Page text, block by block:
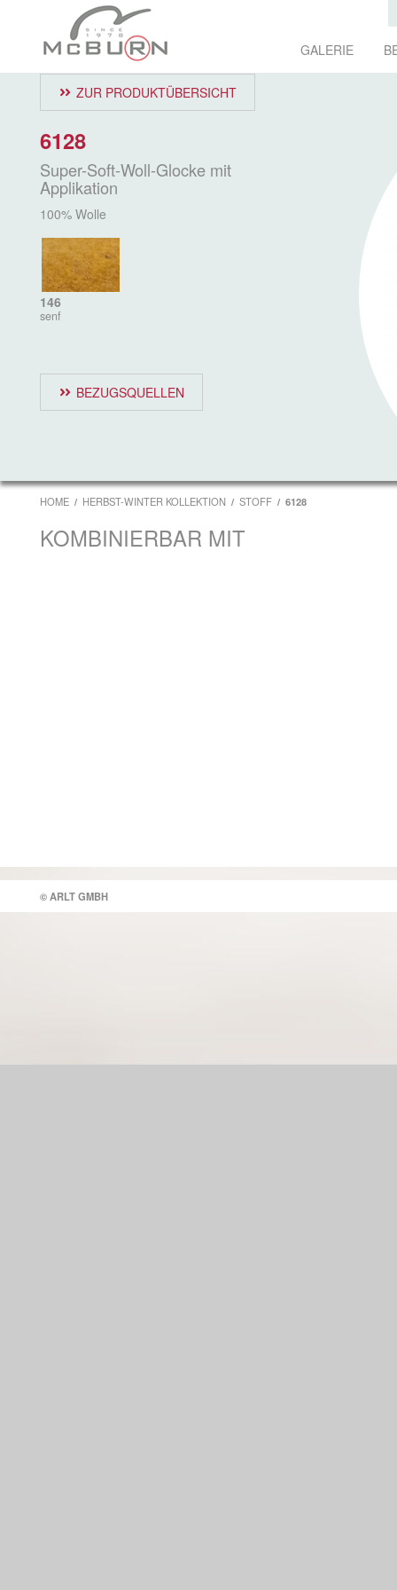
GALERIE
ZUR PRODUKTÜBERSICHT
6128
Super-Soft-Woll-Glocke mit
Applikation
100% Wolle
146
senf
BEZUGSQUELLEN
HOME HERBST-WINTER KOLLEKTION STOFF 6128
KOMBINIERBAR MIT
© ARLT GMBH